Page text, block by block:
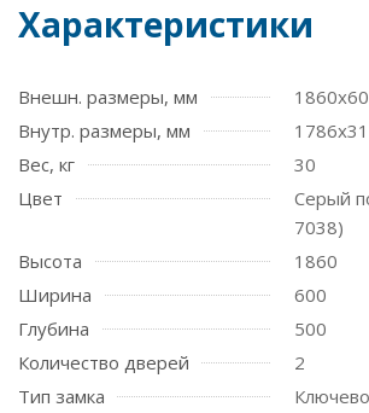
Характеристики
Внешн. размеры, мм
Внутр. размеры, мм
Вес, кг
30
Цвет
Серый
7038)
Высота
1860
Ширина
600
Глубина
500
Количество дверей
2
Тип замка